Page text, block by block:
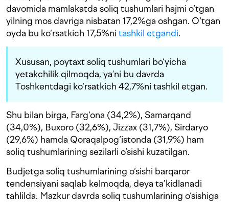
davomida mamlakatda soliq tushumlari hajmi o‘tgan
yilning mos davriga nisbatan 17,2%ga oshgan. O‘tgan
oyda bu ko‘rsatkich 17,5%ni tashkil etgandi.
Xususan, poytaxt soliq tushumlari bo‘yicha
yetakchilik qilmoqda, ya’ni bu davrda
Toshkentdagi ko‘rsatkich 42,7%ni tashkil etgan.
Shu bilan birga, Farg‘ona (34,2%), Samarqand
(34,0%), Buxoro (32,6%), Jizzax (31,7%), Sirdaryo
(29,6%) hamda Qoraqalpog‘istonda (31,9%) ham
soliq tushumlarining sezilarli o‘sishi kuzatilgan.
Budjetga soliq tushumlarining o‘sishi barqaror
tendensiyani saqlab kelmoqda, deya ta’kidlanadi
tahlilda. Mazkur davrda soliq tushumlarining o‘sishiga